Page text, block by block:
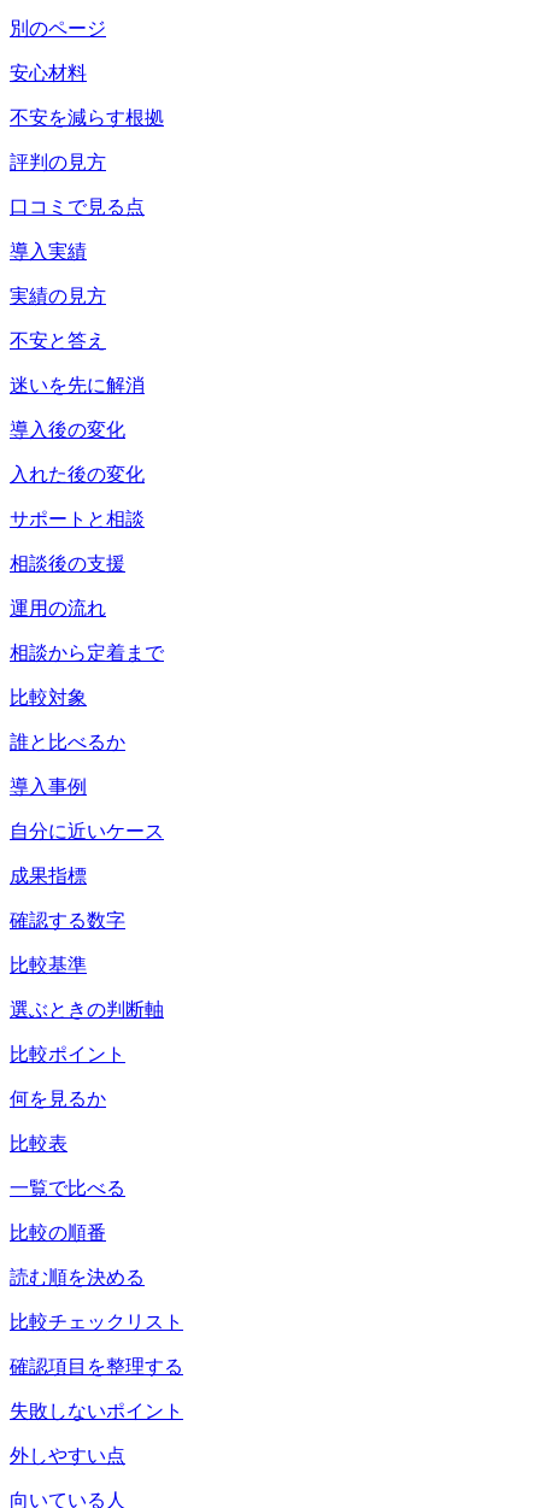
別のページ
安心材料
不安を減らす根拠
評判の見方
口コミで見る点
導入実績
実績の見方
不安と答え
迷いを先に解消
導入後の変化
入れた後の変化
サポートと相談
相談後の支援
運用の流れ
相談から定着まで
比較対象
誰と比べるか
導入事例
自分に近いケース
成果指標
確認する数字
比較基準
選ぶときの判断軸
比較ポイント
何を見るか
比較表
一覧で比べる
比較の順番
読む順を決める
比較チェックリスト
確認項目を整理する
失敗しないポイント
外しやすい点
向いている人